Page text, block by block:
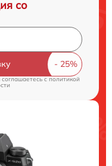
со
c политикой